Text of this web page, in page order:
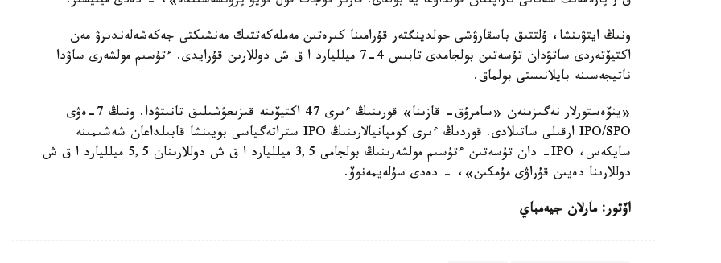
ونىڭ ايتۋىنشا، ۇلتتىق باسقارۋشى حولدينگتەر قۇرامىنا كىرەتىن مەملەكەتتىك مەنشىكتى جەكەشەلەندىرۋ مەن
اكتيۆتەردى ساتۋدان تۇسەتىن بولجامدى تابىس 4-7 ميلليارد ا ق ش دوللارىن قۇرايدى. ءتۇسىم مولشەرى ساۋدا
ناتيجەسىنە بايلانىستى بولماق.
«ينۆەستورلار نەگىزىنەن «سامرۇق- قازىنا» قورىنىڭ ءىرى 47 اكتيۆىنە قىزىعۋشىلىق تانىتۋدا. ونىڭ 7-ەۋى
IPO/SPO ارقىلى ساتىلادى. قوردىڭ ءىرى كومپانيالارىنىڭ IPO ستراتەگياسى بويىنشا قابىلداعان شەشىمىنە
سايكەس، IPO- دان تۇسەتىن ءتۇسىم مولشەرىنىڭ بولجامى 3,5 ميلليارد ا ق ش دوللارىنان 5,5 ميلليارد ا ق ش
دوللارىنا دەيىن قۇراۋى مۇمكىن»، - دەدى سۇلەيمەنوۆ.
اۆتور: مارلان جيەمباي